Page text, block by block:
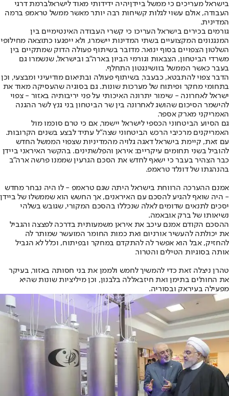
בישראל מעריכים כי ממשל ביידןיהיה ידידותי מאוד לישראלברמת דרגי
העבודה, אולם עשוי לגלות קשיחות רבה יותר מאשר ממשל טראמפ ברמה
המדינית.
גורמים בכירים בישראל העריכו כי קשרי העבודה האינטימיים בין
המנגנונים המקצועיים בשתי המדינות יישמרו, ולא ייפגעו כתוצאה מחילופי
השלטון הצפויים בסוף ינואר. מדובר בשיתוף פעולה הדוק שמתקיים בין
משרדי הביטחון, הצבאות וגורמי הביון בארה"ב ובישראל, שנשמרו גם
בעבר כאשר הממשל בוושינגטון התחלף.
הדבר צפוי להתבטא, כבעבר, בשיתוף פעולה ובתיאום מודיעיני ומבצעי, וכן
בתחומי מחקר ופיתוח של מערכות שונות. גם בסוגיה שהעסיקה מאוד את
ישראל לאחרונה - שימור יתרונה האיכותי על פני יריבותיה באזור - צפוי
להישמר הסיכום שהושג לאחרונה בין שר הביטחון בני גנץ לשר ההגנה
האמריקני מארק אספר.
גם הסיוע הביטחוני הכספי לישראל יישמר, אם כי טרם סוכמו מול
האמריקנים מרכיבי הרכש הביטחוני שצה"ל עתיד לבצע בשנים הקרובות.
עם זאת, קיימת בישראל דאגה גלויה מהמדיניות שצפוי הממשל החדש
להוביל בשני תחומים עיקריים: איראן והפלשתינים. בהקשר האיראני ביידן
כבר הצהיר בעבר כי ישאף לחדש את הסכם הגרעין שממנו פרשה ארה"ב
בהנהגתו של דונלד טראמפ.
אמנם ההערכה הרווחת בישראל היתה שגם טראמפ - לו היה נבחר מחדש
- היה שואף להגיע להסכם עם האיראנים, אך החשש הוא שממשלו של ביידן
יסכים לתנאים שדומים לאלה שנכללו בהסכם המקורי, שגובש בשלהי
נשיאותו של ברק אובאמה.
ההסכם הקודם אמנם עיכב את איראן משמעותית בדרכה לפצצה והגביל
את יכולתה להעשיר אורניום ואת כמות החומר המועשר שמותר לה
להחזיק, אבל הוא אפשר לה להתקדם במחקר ובפיתוח, וכלל לא הגביל
אותה בסוגיות הטילים והטרור.
טהרן ניצלה זאת כדי להמשיך לחמש ולממן את בני חסותה באזור, בעיקר
את החות'ים בתימן ואת חיזבאללה בלבנון, וכן מיליציות שונות שהיא
מפעילה בעיראק ובסוריה.